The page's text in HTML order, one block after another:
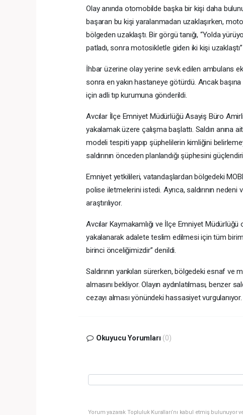
Olay anında otomobilde başka bir kişi daha
başaran bu kişi yaralanmadan uzaklaşırken,
bölgeden uzaklaştı. Bir görgü tanığı, “Yolda
patladı, sonra motosikletle giden iki kişi
İhbar üzerine olay yerine sevk edilen ambulans
sonra en yakın hastaneye götürdü. Ancak
için adli tıp kurumuna gönderildi.
Avcılar İlçe Emniyet Müdürlüğü Asayiş Büro
yakalamak üzere çalışma başlattı. Saldırı anına
modeli tespiti yapıp şüphelilerin kimliğini
saldırının önceden planlandığı şüphesini
Emniyet yetkilileri, vatandaşlardan bölgedeki
polise iletmelerini istedi. Ayrıca, saldırının
araştırılıyor.
Avcılar Kaymakamlığı ve İlçe Emniyet Müdürlüğü
yakalanarak adalete teslim edilmesi için tüm
birinci önceliğimizdir” denildi.
Saldırının yankıları sürerken, bölgedeki esnaf
almasını bekliyor. Olayın aydınlatılması, benzer
cezayı alması yönündeki hassasiyet vurgulanıyor.
Okuyucu Yorumları (0)
Yorum yazarak Topluluk Kuralları’nı kabul etmiş bulunuyor